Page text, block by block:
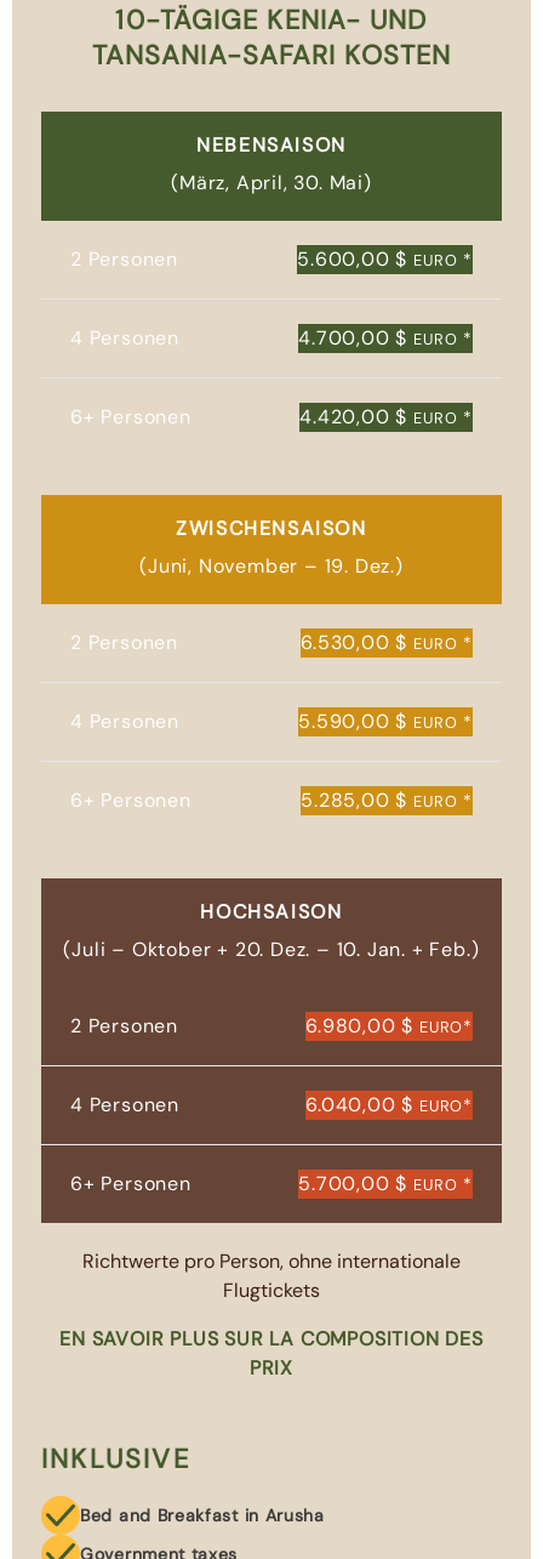
10-TÄGIGE KENIA- UND
TANSANIA-SAFARI KOSTEN
NEBENSAISON
(März, April, 30. Mai)
2 Personen 5.600,00 $ EURO *
4 Personen 4.700,00 $ EURO *
6+ Personen 4.420,00 $ EURO *
ZWISCHENSAISON
(Juni, November – 19. Dez.)
2 Personen 6.530,00 $ EURO *
4 Personen 5.590,00 $ EURO *
6+ Personen 5.285,00 $ EURO *
HOCHSAISON
(Juli – Oktober + 20. Dez. – 10. Jan. + Feb.)
2 Personen 6.980,00 $ EURO*
4 Personen 6.040,00 $ EURO*
6+ Personen 5.700,00 $ EURO *
Richtwerte pro Person, ohne internationale
Flugtickets
EN SAVOIR PLUS SUR LA COMPOSITION DES
PRIX
INKLUSIVE
Bed and Breakfast in Arusha
Government taxes